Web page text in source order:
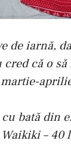
de iarnă,
că o să
bată din
– 40